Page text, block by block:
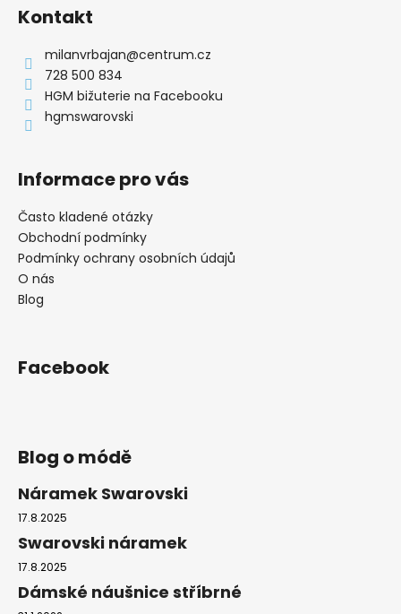
Kontakt
milanvrbajan@centrum.cz
728 500 834
HGM bižuterie na Facebooku
hgmswarovski
Informace pro vás
Často kladené otázky
Obchodní podmínky
Podmínky ochrany osobních údajů
O nás
Blog
Facebook
Blog o módě
Náramek Swarovski
17.8.2025
Swarovski náramek
17.8.2025
Dámské náušnice stříbrné